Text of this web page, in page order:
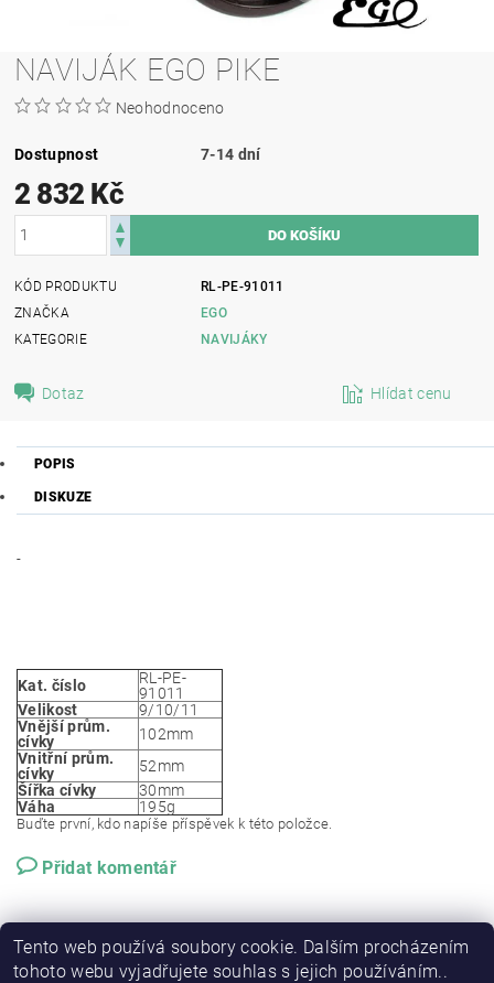
NAVIJÁK EGO PIKE
Neohodnoceno
Dostupnost 7-14 dní
2 832 Kč
KÓD PRODUKTU
RL-PE-91011
ZNAČKA
EGO
KATEGORIE
NAVIJÁKY
Dotaz Hlídat cenu
POPIS
DISKUZE
-
Kat. číslo
RL-PE-
91011
Velikost
9/10/11
Vnější prům.
cívky
102mm
Vnitřní prům.
cívky
52mm
Šířka cívky
30mm
Váha
195g
Buďte první, kdo napíše příspěvek k této položce.
Přidat komentář
Tento web používá soubory cookie. Dalším procházením
tohoto webu vyjadřujete souhlas s jejich používáním..